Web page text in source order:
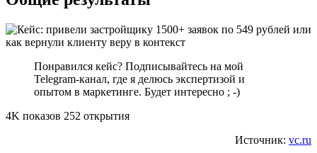
Понравился кейс? Подписывайтесь на мой
Telegram-канал, где я делюсь экспертизой и
опытом в маркетинге. Будет интересно ; -)
4K показов 252 открытия
Источник: vc.ru